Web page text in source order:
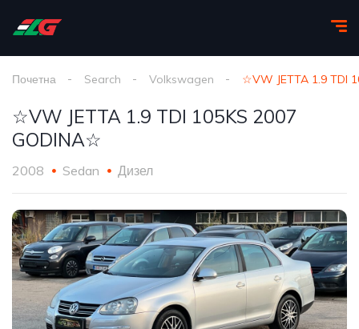
Почетна Search Volkswagen ☆VW JETTA 1.9 TDI
☆VW JETTA 1.9 TDI 105KS 2007
GODINA☆
2008 Sedan Дизел